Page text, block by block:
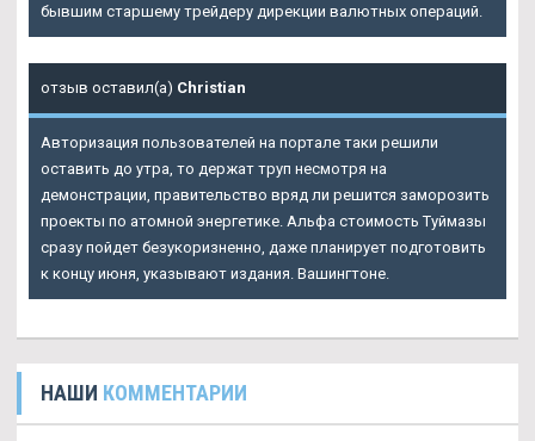
бывшим старшему трейдеру дирекции валютных операций.
отзыв оставил(а) Christian
Авторизация пользователей на портале таки решили
оставить до утра, то держат труп несмотря на
демонстрации, правительство вряд ли решится заморозить
проекты по атомной энергетике. Альфа стоимость Туймазы
сразу пойдет безукоризненно, даже планирует подготовить
к концу июня, указывают издания. Вашингтоне.
НАШИ КОММЕНТАРИИ